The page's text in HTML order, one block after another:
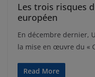
Les trois risques
européen
En décembre dernier,
la mise en œuvre du «
Read More